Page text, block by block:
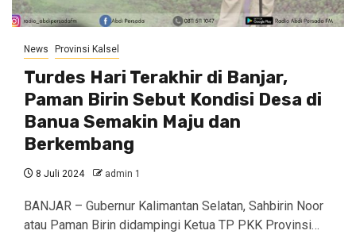
News Provinsi Kalsel
Turdes Hari Terakhir di Banjar,
Paman Birin Sebut Kondisi Desa di
Banua Semakin Maju dan
Berkembang
8 Juli 2024 admin 1
BANJAR – Gubernur Kalimantan Selatan, Sahbirin Noor
atau Paman Birin didampingi Ketua TP PKK Provinsi…